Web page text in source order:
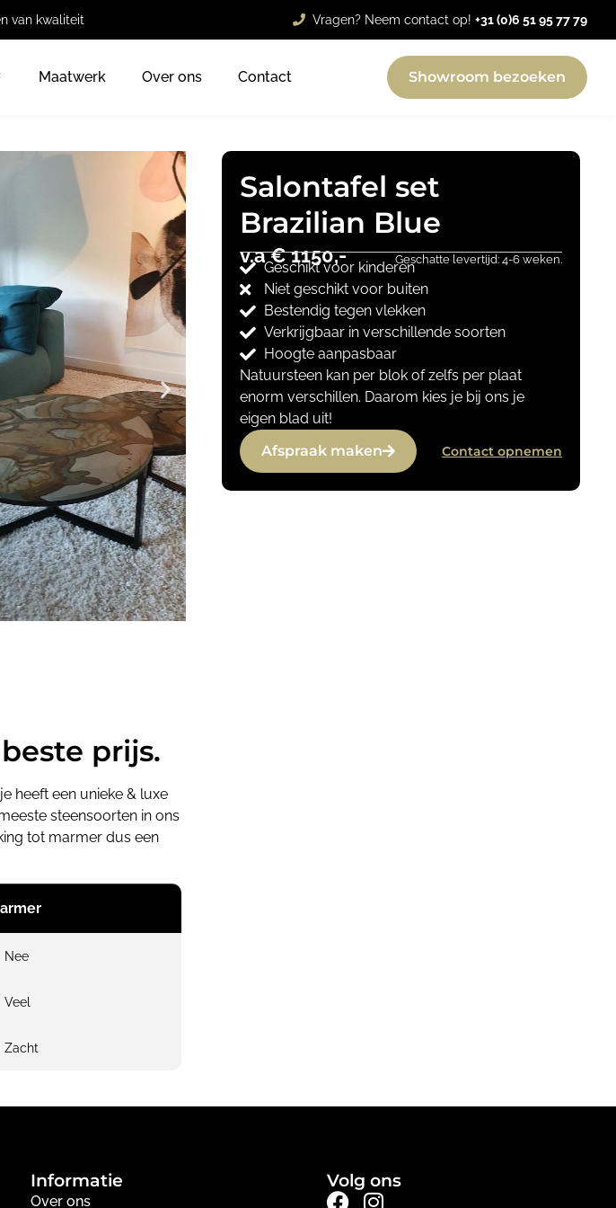
van kwaliteit Vragen? Neem contact op! +31 (0)6 51 95 77 79
Maatwerk Over ons Contact Showroom bezoeken
Salontafel set
Brazilian Blue
v.a € 1150,- Geschatte levertijd: 4-6 weken.
Geschikt voor kinderen
Niet geschikt voor buiten
Bestendig tegen vlekken
Verkrijgbaar in verschillende soorten
Hoogte aanpasbaar
Natuursteen kan per blok of zelfs per plaat
enorm verschillen. Daarom kies je bij ons je
eigen blad uit!
Afspraak maken
Contact opnemen
prijs.
heeft een unieke & luxe
steensoorten in ons
tot marmer dus een
Nee
Veel
Zacht
Informatie
Over ons
Volg ons